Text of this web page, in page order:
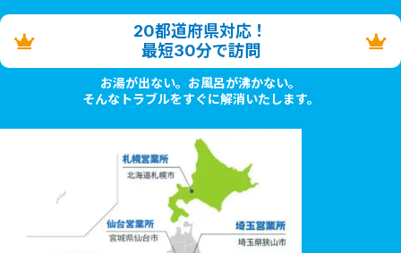
20都道府県対応！
最短30分で訪問
お湯が出ない。お風呂が沸かない。
そんなトラブルをすぐに解消いたします。